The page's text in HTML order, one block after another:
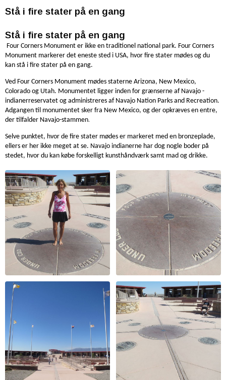
Stå i fire stater på en gang
Stå i fire stater på en gang
Four Corners Monument er ikke en traditionel national park. Four Corners
Monument markerer det eneste sted i USA, hvor fire stater mødes og du
kan stå i fire stater på en gang.
Ved Four Corners Monument mødes staterne Arizona, New Mexico,
Colorado og Utah. Monumentet ligger inden for grænserne af Navajo -
indianerreservatet og administreres af Navajo Nation Parks and Recreation.
Adgangen til monumentet sker fra New Mexico, og der opkræves en entre,
der tilfalder Navajo-stammen.
Selve punktet, hvor de fire stater mødes er markeret med en bronzeplade,
ellers er her ikke meget at se. Navajo indianerne har dog nogle boder på
stedet, hvor du kan købe forskelligt kunsthåndværk samt mad og drikke.